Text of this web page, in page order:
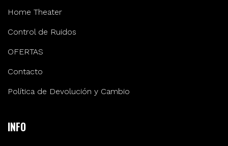
Home Theater
Control de Ruidos
OFERTAS
Contacto
Política de Devolución y Cambio
INFO